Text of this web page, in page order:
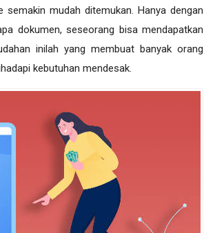
semakin mudah ditemukan. Hanya dengan
dokumen, seseorang bisa mendapatkan
inilah yang membuat banyak orang
kebutuhan mendesak.